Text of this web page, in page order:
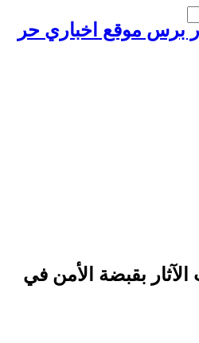
برس موقع اخباري حر
بقبضة الأمن في